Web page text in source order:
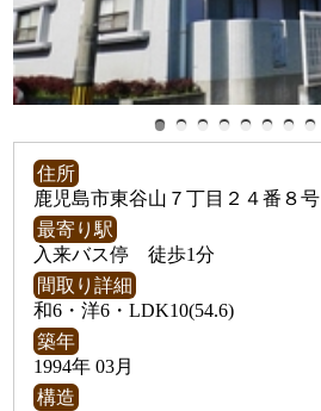
住所
鹿児島市東谷山７丁目２４番８号
最寄り駅
入来バス停 徒歩1分
間取り詳細
和6・洋6・LDK10(54.6)
築年
1994年 03月
構造